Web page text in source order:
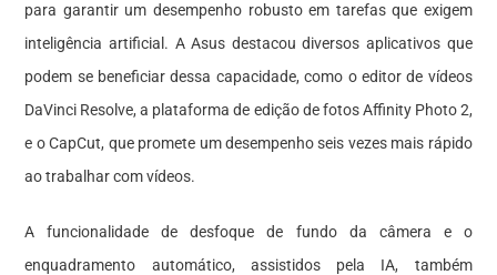
para garantir um desempenho robusto em tarefas que exigem
inteligência artificial. A Asus destacou diversos aplicativos que
podem se beneficiar dessa capacidade, como o editor de vídeos
DaVinci Resolve, a plataforma de edição de fotos Affinity Photo 2,
e o CapCut, que promete um desempenho seis vezes mais rápido
ao trabalhar com vídeos.
A funcionalidade de desfoque de fundo da câmera e o
enquadramento automático, assistidos pela IA, também